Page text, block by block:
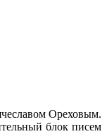
Ореховым.
блок писем